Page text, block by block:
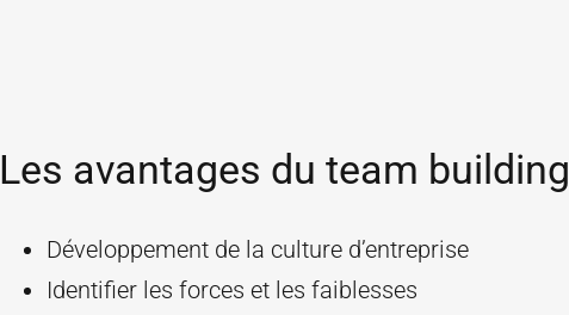
Les avantages du team building
Développement de la culture d’entreprise
Identifier les forces et les faiblesses